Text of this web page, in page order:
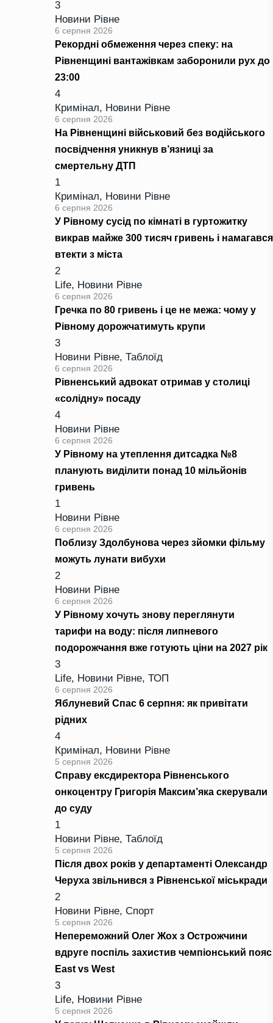
3
Новини Рівне
6 серпня 2026
Рекордні обмеження через спеку: на
Рівненщині вантажівкам заборонили рух до
23:00
4
Кримінал, Новини Рівне
6 серпня 2026
На Рівненщині військовий без водійського
посвідчення уникнув в’язниці за
смертельну ДТП
1
Кримінал, Новини Рівне
6 серпня 2026
У Рівному сусід по кімнаті в гуртожитку
викрав майже 300 тисяч гривень і намагався
втекти з міста
2
Life, Новини Рівне
6 серпня 2026
Гречка по 80 гривень і це не межа: чому у
Рівному дорожчатимуть крупи
3
Новини Рівне, Таблоїд
6 серпня 2026
Рівненський адвокат отримав у столиці
«солідну» посаду
4
Новини Рівне
6 серпня 2026
У Рівному на утеплення дитсадка №8
планують виділити понад 10 мільйонів
гривень
1
Новини Рівне
6 серпня 2026
Поблизу Здолбунова через зйомки фільму
можуть лунати вибухи
2
Новини Рівне
6 серпня 2026
У Рівному хочуть знову переглянути
тарифи на воду: після липневого
подорожчання вже готують ціни на 2027 рік
3
Life, Новини Рівне, ТОП
6 серпня 2026
Яблуневий Спас 6 серпня: як привітати
рідних
4
Кримінал, Новини Рівне
5 серпня 2026
Справу ексдиректора Рівненського
онкоцентру Григорія Максим’яка скерували
до суду
1
Новини Рівне, Таблоїд
5 серпня 2026
Після двох років у департаменті Олександр
Черуха звільнився з Рівненської міськради
2
Новини Рівне, Спорт
5 серпня 2026
Непереможний Олег Жох з Острожчини
вдруге поспіль захистив чемпіонський пояс
East vs West
3
Life, Новини Рівне
5 серпня 2026